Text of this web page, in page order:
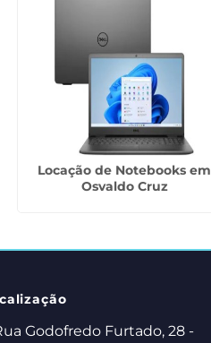
Locação de Notebooks em
Osvaldo Cruz
Godofredo Furtado, 28 -